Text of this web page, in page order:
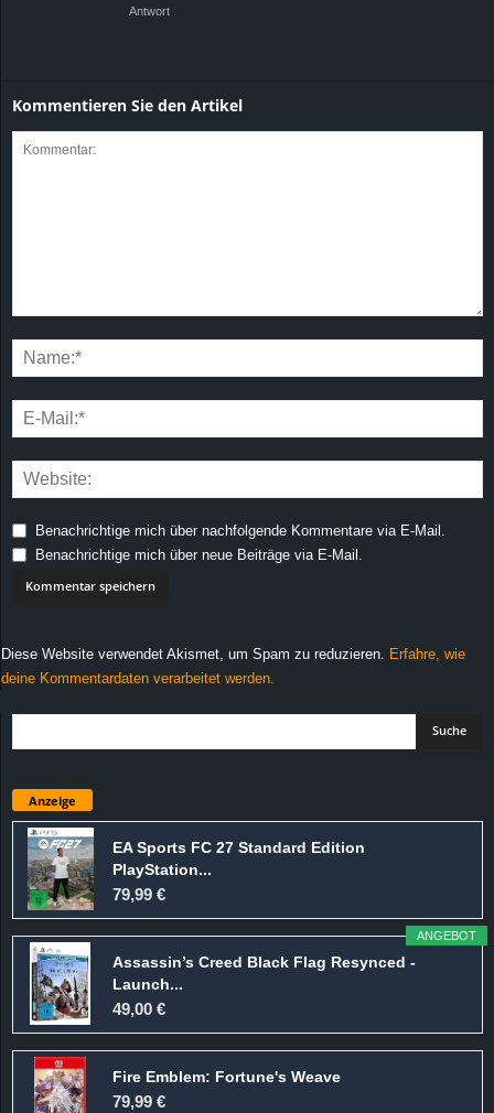
Antwort
Kommentieren Sie den Artikel
Benachrichtige mich über nachfolgende Kommentare via E-Mail.
Benachrichtige mich über neue Beiträge via E-Mail.
Diese Website verwendet Akismet, um Spam zu reduzieren.
Erfahre, wie
deine Kommentardaten verarbeitet werden.
Anzeige
EA Sports FC 27 Standard Edition
PlayStation...
79,99 €
ANGEBOT
Assassin’s Creed Black Flag Resynced -
Launch...
49,00 €
Fire Emblem: Fortune's Weave
79,99 €